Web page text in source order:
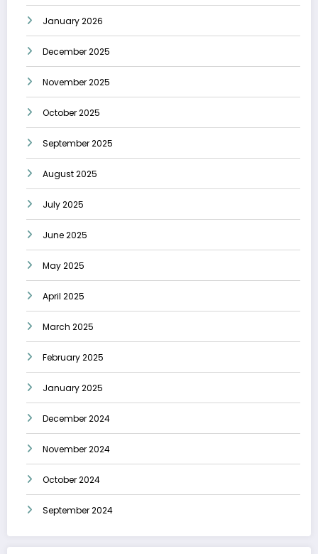
January 2026
December 2025
November 2025
October 2025
September 2025
August 2025
July 2025
June 2025
May 2025
April 2025
March 2025
February 2025
January 2025
December 2024
November 2024
October 2024
September 2024